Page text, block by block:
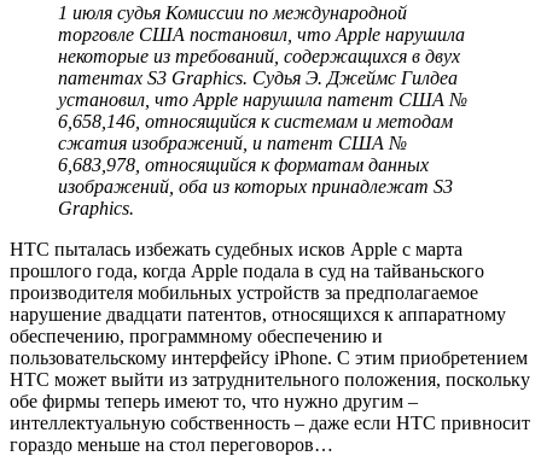
1 июля судья Комиссии по международной
торговле США постановил, что Apple нарушила
некоторые из требований, содержащихся в двух
патентах S3 Graphics. Судья Э. Джеймс Гилдеа
установил, что Apple нарушила патент США №
6,658,146, относящийся к системам и методам
сжатия изображений, и патент США №
6,683,978, относящийся к форматам данных
изображений, оба из которых принадлежат S3
Graphics.
HTC пыталась избежать судебных исков Apple с марта
прошлого года, когда Apple подала в суд на тайваньского
производителя мобильных устройств за предполагаемое
нарушение двадцати патентов, относящихся к аппаратному
обеспечению, программному обеспечению и
пользовательскому интерфейсу iPhone. С этим приобретением
HTC может выйти из затруднительного положения, поскольку
обе фирмы теперь имеют то, что нужно другим –
интеллектуальную собственность – даже если HTC привносит
гораздо меньше на стол переговоров…